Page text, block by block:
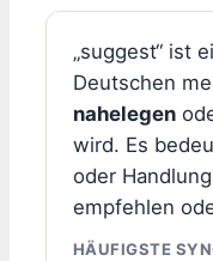
„suggest“ ist
Deutschen
nahelegen
wird. Es
oder
empfehlen
HÄUFIGSTE